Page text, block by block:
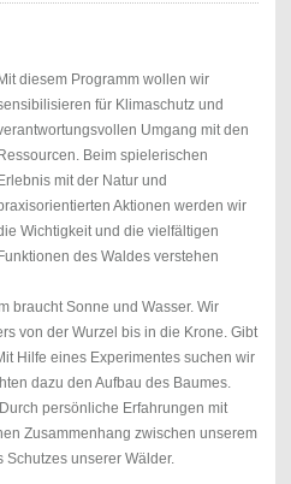
diesem Programm wollen wir
für Klimaschutz und
Umgang mit den
Beim spielerischen
mit der Natur und
Aktionen werden wir
Wichtigkeit und die vielfältigen
des Waldes verstehen
braucht Sonne und Wasser. Wir
von der Wurzel bis in die Krone. Gibt
Hilfe eines Experimentes suchen wir
dazu den Aufbau des Baumes.
persönliche Erfahrungen mit
Zusammenhang zwischen unserem
unserer Wälder.